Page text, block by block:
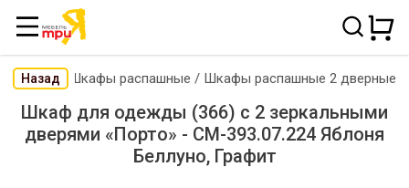
Назад Шкафы распашные / Шкафы распашные 2 дверные
Шкаф для одежды (366) с 2 зеркальными
дверями «Порто» - СМ-393.07.224 Яблоня
Беллуно, Графит